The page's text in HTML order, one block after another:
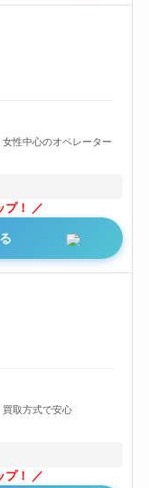
女性中心のオペレーター
！
買取方式で安心
！